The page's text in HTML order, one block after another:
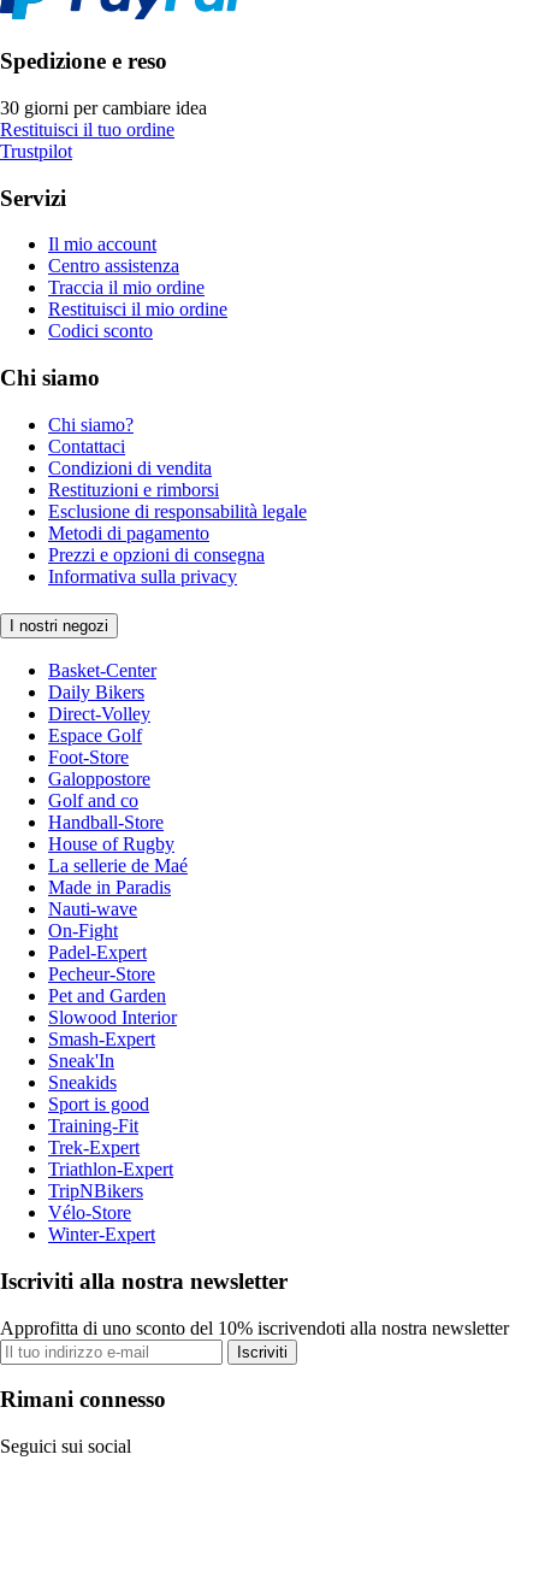
Spedizione e reso
30 giorni per cambiare idea
Restituisci il tuo ordine
Trustpilot
Servizi
Il mio account
Centro assistenza
Traccia il mio ordine
Restituisci il mio ordine
Codici sconto
Chi siamo
Chi siamo?
Contattaci
Condizioni di vendita
Restituzioni e rimborsi
Esclusione di responsabilità legale
Metodi di pagamento
Prezzi e opzioni di consegna
Informativa sulla privacy
I nostri negozi
Basket-Center
Daily Bikers
Direct-Volley
Espace Golf
Foot-Store
Galoppostore
Golf and co
Handball-Store
House of Rugby
La sellerie de Maé
Made in Paradis
Nauti-wave
On-Fight
Padel-Expert
Pecheur-Store
Pet and Garden
Slowood Interior
Smash-Expert
Sneak'In
Sneakids
Sport is good
Training-Fit
Trek-Expert
Triathlon-Expert
TripNBikers
Vélo-Store
Winter-Expert
Iscriviti alla nostra newsletter
Approfitta di uno sconto del 10% iscrivendoti alla nostra newsletter
Iscriviti
Rimani connesso
Seguici sui social